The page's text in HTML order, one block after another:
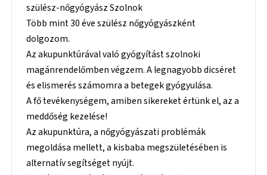
szülész-nőgyógyász Szolnok
Több mint 30 éve szülész nőgyógyászként
dolgozom.
Az akupunktúrával való gyógyítást szolnoki
magánrendelőmben végzem. A legnagyobb dicséret
és elismerés számomra a betegek gyógyulása.
A fő tevékenységem, amiben sikereket értünk el, az a
meddőség kezelése!
Az akupunktúra, a nőgyógyászati problémák
megoldása mellett, a kisbaba megszületésében is
alternatív segítséget nyújt.